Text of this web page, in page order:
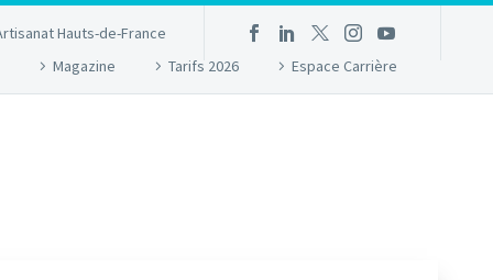
Hauts-de-France
Magazine
Tarifs 2026 Espace Carrière